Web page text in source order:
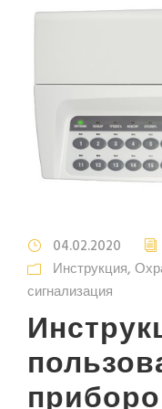
04.02.2020
Инструкция,
сигнализация